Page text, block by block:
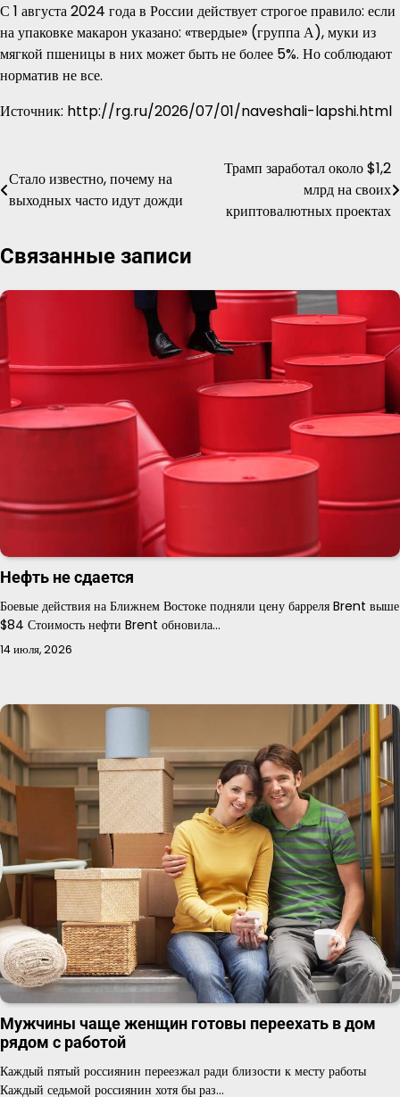
С 1 августа 2024 года в России действует строгое правило: если
на упаковке макарон указано: «твердые» (группа А), муки из
мягкой пшеницы в них может быть не более 5%. Но соблюдают
норматив не все.
Источник: http://rg.ru/2026/07/01/naveshali-lapshi.html
Навигация
по
Стало известно, почему на
выходных часто идут дожди
Трамп заработал около $1,2
млрд на своих
криптовалютных проектах
Связанные записи
Нефть не сдается
Боевые действия на Ближнем Востоке подняли цену барреля Brent выше
$84 Стоимость нефти Brent обновила…
14 июля, 2026
Мужчины чаще женщин готовы переехать в дом
рядом с работой
Каждый пятый россиянин переезжал ради близости к месту работы
Каждый седьмой россиянин хотя бы раз…